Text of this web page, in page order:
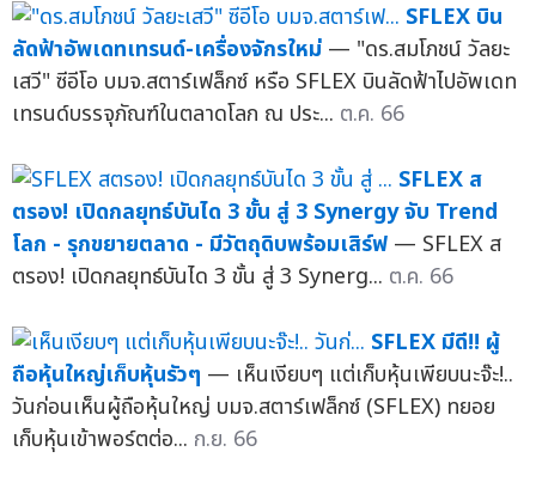
SFLEX บิน
ลัดฟ้าอัพเดทเทรนด์-เครื่องจักรใหม่ — "ดร.สมโภชน์ วัลยะ
เสวี" ซีอีโอ บมจ.สตาร์เฟล็กซ์ หรือ SFLEX บินลัดฟ้าไปอัพเดท
เทรนด์บรรจุภัณฑ์ในตลาดโลก ณ ประ... ต.ค. 66
SFLEX ส
ตรอง! เปิดกลยุทธ์บันได 3 ขั้น สู่ 3 Synergy จับ Trend
โลก - รุกขยายตลาด - มีวัตถุดิบพร้อมเสิร์ฟ — SFLEX ส
ตรอง! เปิดกลยุทธ์บันได 3 ขั้น สู่ 3 Synerg... ต.ค. 66
SFLEX มีดี!! ผู้
ถือหุ้นใหญ่เก็บหุ้นรัวๆ — เห็นเงียบๆ แต่เก็บหุ้นเพียบนะจ๊ะ!..
วันก่อนเห็นผู้ถือหุ้นใหญ่ บมจ.สตาร์เฟล็กซ์ (SFLEX) ทยอย
เก็บหุ้นเข้าพอร์ตต่อ... ก.ย. 66